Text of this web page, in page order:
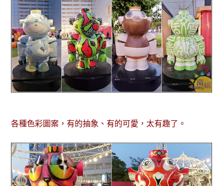
各種色彩圖案，有的抽象、有的可愛，太有趣了。